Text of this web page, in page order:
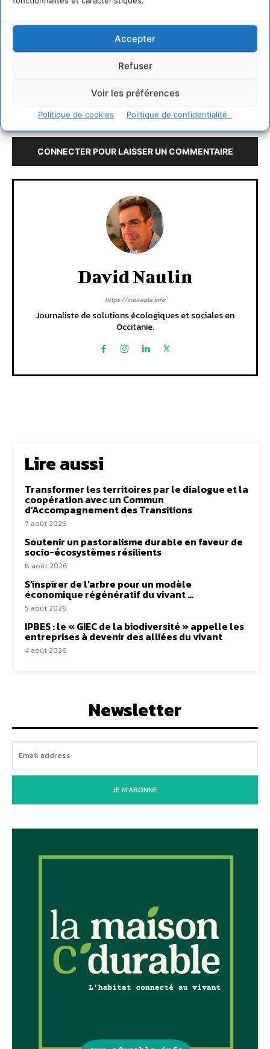
Accepter
Refuser
Voir les préférences
Politique de cookies Politique de confidentialité
le titre du dernier reportage de la série Pièces à
Je souhaiterais vraiment faire procéder à un dosage
sanguin de ces toxiques. Est-ce possible ? Quelle
est la marche à suivre ?
Merci de votre réponse.
Connecter pour laisser un commentaire
LAISSER UN COMMENTAIRE
CONNECTER POUR LAISSER UN COMMENTAIRE
David Naulin
https://cdurable.info
Journaliste de solutions écologiques et sociales en
Occitanie.
Lire aussi
Transformer les territoires par le dialogue et la
coopération avec un Commun
d’Accompagnement des Transitions
7 août 2026
Soutenir un pastoralisme durable en faveur de
socio-écosystèmes résilients
6 août 2026
S’inspirer de l’arbre pour un modèle
économique régénératif du vivant …
5 août 2026
IPBES : le « GIEC de la biodiversité » appelle les
entreprises à devenir des alliées du vivant
4 août 2026
Newsletter
JE M'ABONNE